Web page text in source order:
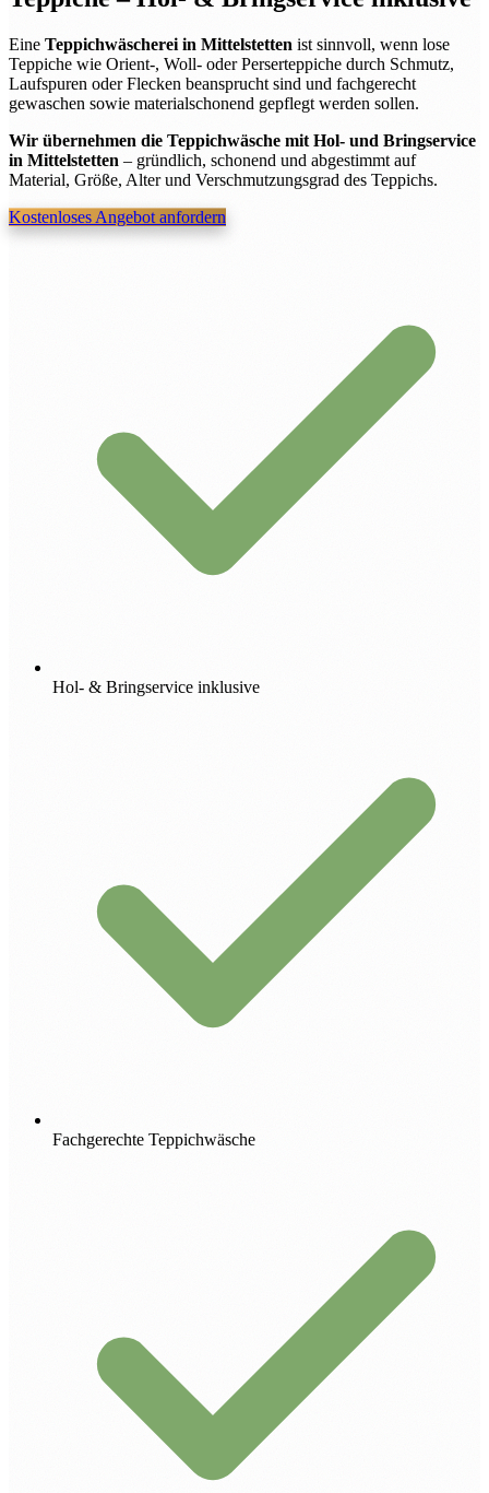
Eine Teppichwäscherei in Mittelstetten ist sinnvoll, wenn lose
Teppiche wie Orient-, Woll- oder Perserteppiche durch Schmutz,
Laufspuren oder Flecken beansprucht sind und fachgerecht
gewaschen sowie materialschonend gepflegt werden sollen.
Wir übernehmen die Teppichwäsche mit Hol- und Bringservice
in Mittelstetten – gründlich, schonend und abgestimmt auf
Material, Größe, Alter und Verschmutzungsgrad des Teppichs.
Kostenloses Angebot anfordern
Hol- & Bringservice inklusive
Fachgerechte Teppichwäsche